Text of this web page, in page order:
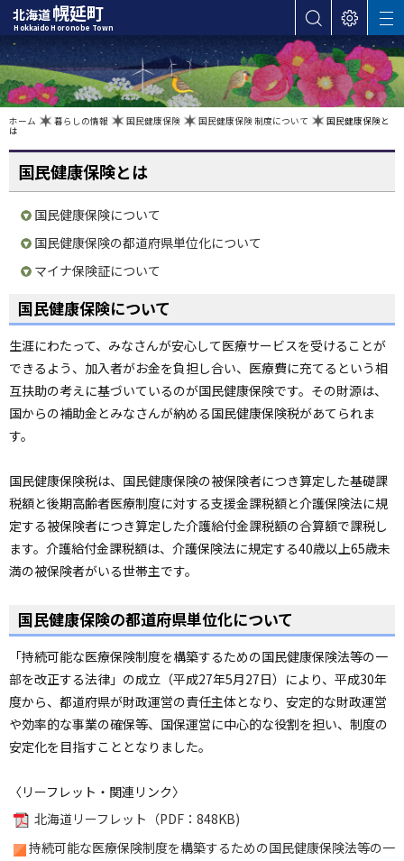
本
文
へ
カ
テ
ゴ
リ
ビ
ゲ
シ
ョ
ン
メ
ニ
ュ
ー
へ
北海道幌延町
Hokkaido Horonobe Town
表
示
設
定
サ
イ
ト
内
検
索
M
E
N
U
在
位
の
ホーム 暮らしの情報 国民健康保険 国民健康保険 制度について 国民健康保険と
は
国民健康保険とは
国民健康保険について
国民健康保険の都道府県単位化について
マイナ保険証について
国民健康保険について
生涯にわたって、みなさんが安心して医療サービスを受けることが
できるよう、加入者がお金を負担し合い、医療費に充てるという相
互扶助の考えに基づいているのが国民健康保険です。その財源は、
国からの補助金とみなさんが納める国民健康保険税があてられま
す。
国民健康保険税は、国民健康保険の被保険者につき算定した基礎課
税額と後期高齢者医療制度に対する支援金課税額と介護保険法に規
定する被保険者につき算定した介護給付金課税額の合算額で課税し
ます。介護給付金課税額は、介護保険法に規定する40歳以上65歳未
満の被保険者がいる世帯主です。
ト
ッ
プ
へ
国民健康保険の都道府県単位化について
「持続可能な医療保険制度を構築するための国民健康保険法等の一
部を改正する法律」の成立（平成27年5月27日）により、平成30年
度から、都道府県が財政運営の責任主体となり、安定的な財政運営
や効率的な事業の確保等、国保運営に中心的な役割を担い、制度の
安定化を目指すこととなりました。
〈リーフレット・関連リンク〉
北海道リーフレット（PDF：848KB)
持続可能な医療保険制度を構築するための国民健康保険法等の一